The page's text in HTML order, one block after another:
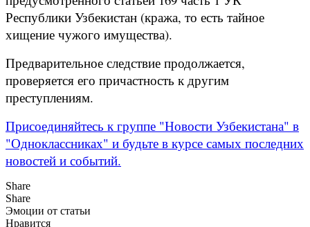
Республики Узбекистан (кража, то есть тайное
хищение чужого имущества).
Предварительное следствие продолжается,
проверяется его причастность к другим
преступлениям.
Присоединяйтесь к группе "Новости Узбекистана" в
"Одноклассниках" и будьте в курсе самых последних
новостей и событий.
Share
Share
Эмоции от статьи
Нравится